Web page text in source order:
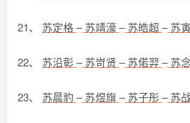
21、 苏定格–苏靖濠–苏皓超 –苏
22、 苏沿彰–苏岢贤 –苏偌羿–苏
23、 苏晨豹 –苏煜旗–苏子彤–苏